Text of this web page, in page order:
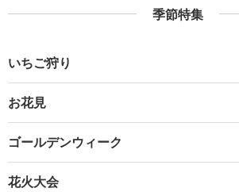
季節特集
いちご狩り
お花見
ゴールデンウィーク
花火大会